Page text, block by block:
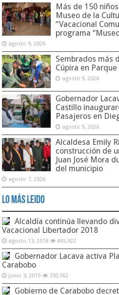
Más de 150
Museo de la
“Vacacional
programa
agosto 9, 2026
Sembrados más
Cúpira en
agosto 9, 2026
Gobernador
Castillo
Pasajeros en
agosto 9, 2026
Alcaldesa Emily
construcción de
Juan José Mora
del municipio
agosto 7, 2026
Lo Más Leido
Alcaldía continúa llevando
Vacacional Libertador 2018
agosto 13, 2018 445,922
Gobernador Lacava activa
Carabobo
junio 3, 2019 330,562
Gobierno de Carabobo